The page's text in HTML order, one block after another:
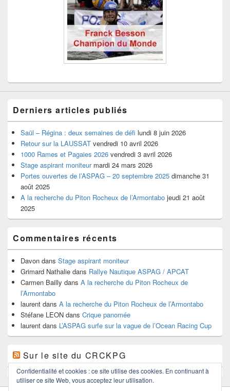
Derniers articles publiés
Saül – Régina : deux semaines de défi lundi 8 juin 2026
Retour sur la LAUSSAT vendredi 10 avril 2026
1000 Rames et Pagaies 2026 vendredi 3 avril 2026
Stage aspirant moniteur mardi 24 mars 2026
Portes ouvertes de l’ASPAG – 20 septembre 2025 dimanche 31
août 2025
A la recherche du Piton Rocheux de l’Armontabo jeudi 21 août
2025
Commentaires récents
Davon dans Stage aspirant moniteur
Grimard Nathalie dans Rallye Nautique ASPAG / APCAT
Carmen Bailly dans A la recherche du Piton Rocheux de
l’Armontabo
laurent dans A la recherche du Piton Rocheux de l’Armontabo
Stéfane LEON dans Crique panomée
laurent dans L’ASPAG surfe sur la vague de l’Ocean Racing Cup
Sur le site du CRCKPG
Confidentialité et cookies : ce site utilise des cookies. En continuant à
utiliser ce site Web, vous acceptez leur utilisation.